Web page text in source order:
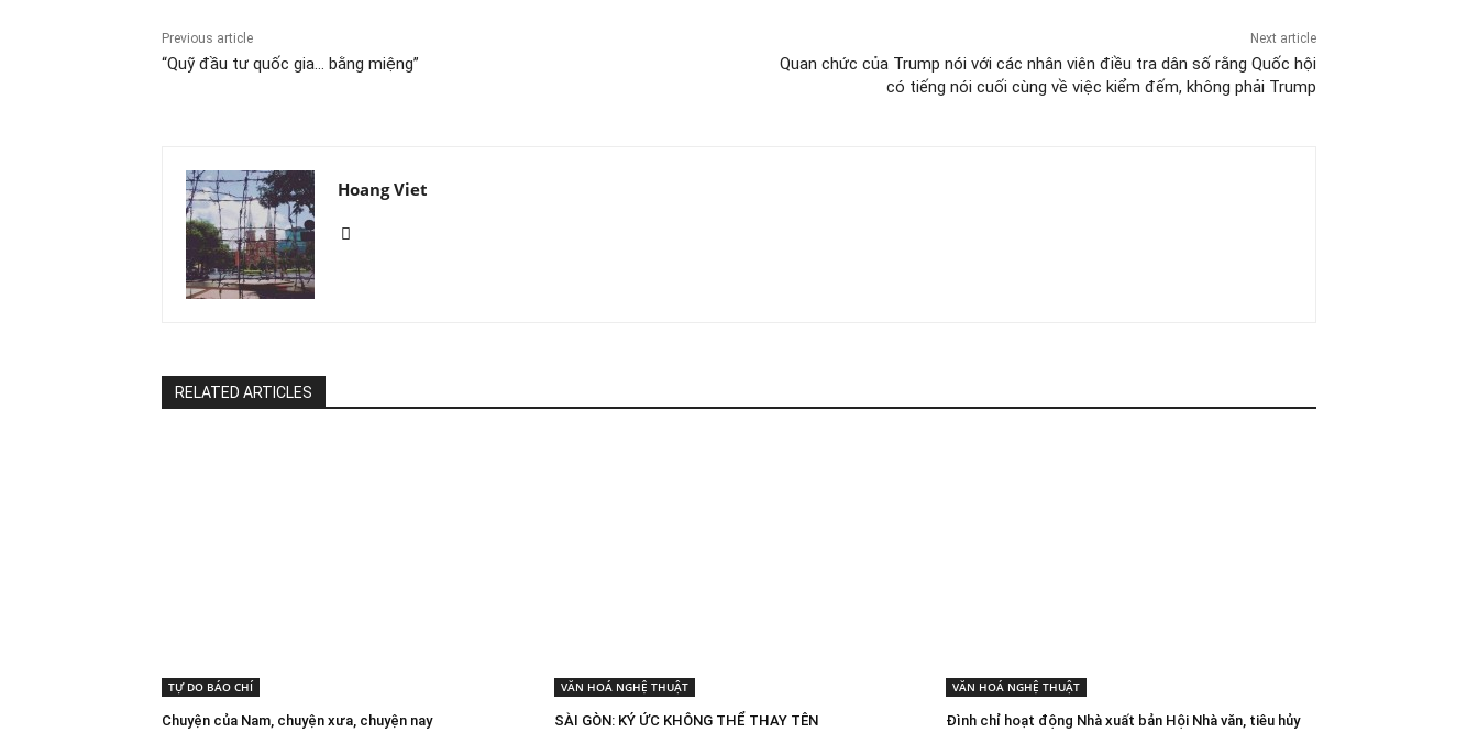
Previous article
“Quỹ đầu tư quốc gia… bằng miệng”
Next article
Quan chức của Trump nói với các nhân viên điều tra dân số rằng Quốc hội
có tiếng nói cuối cùng về việc kiểm đếm, không phải Trump
Hoang Viet
RELATED ARTICLES
TỰ DO BÁO CHÍ
Chuyện của Nam, chuyện xưa, chuyện nay
VĂN HOÁ NGHỆ THUẬT
SÀI GÒN: KÝ ỨC KHÔNG THỂ THAY TÊN
VĂN HOÁ NGHỆ THUẬT
Đình chỉ hoạt động Nhà xuất bản Hội Nhà văn, tiêu hủy